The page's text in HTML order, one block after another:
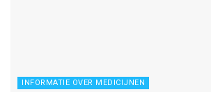
INFORMATIE OVER MEDICIJNEN